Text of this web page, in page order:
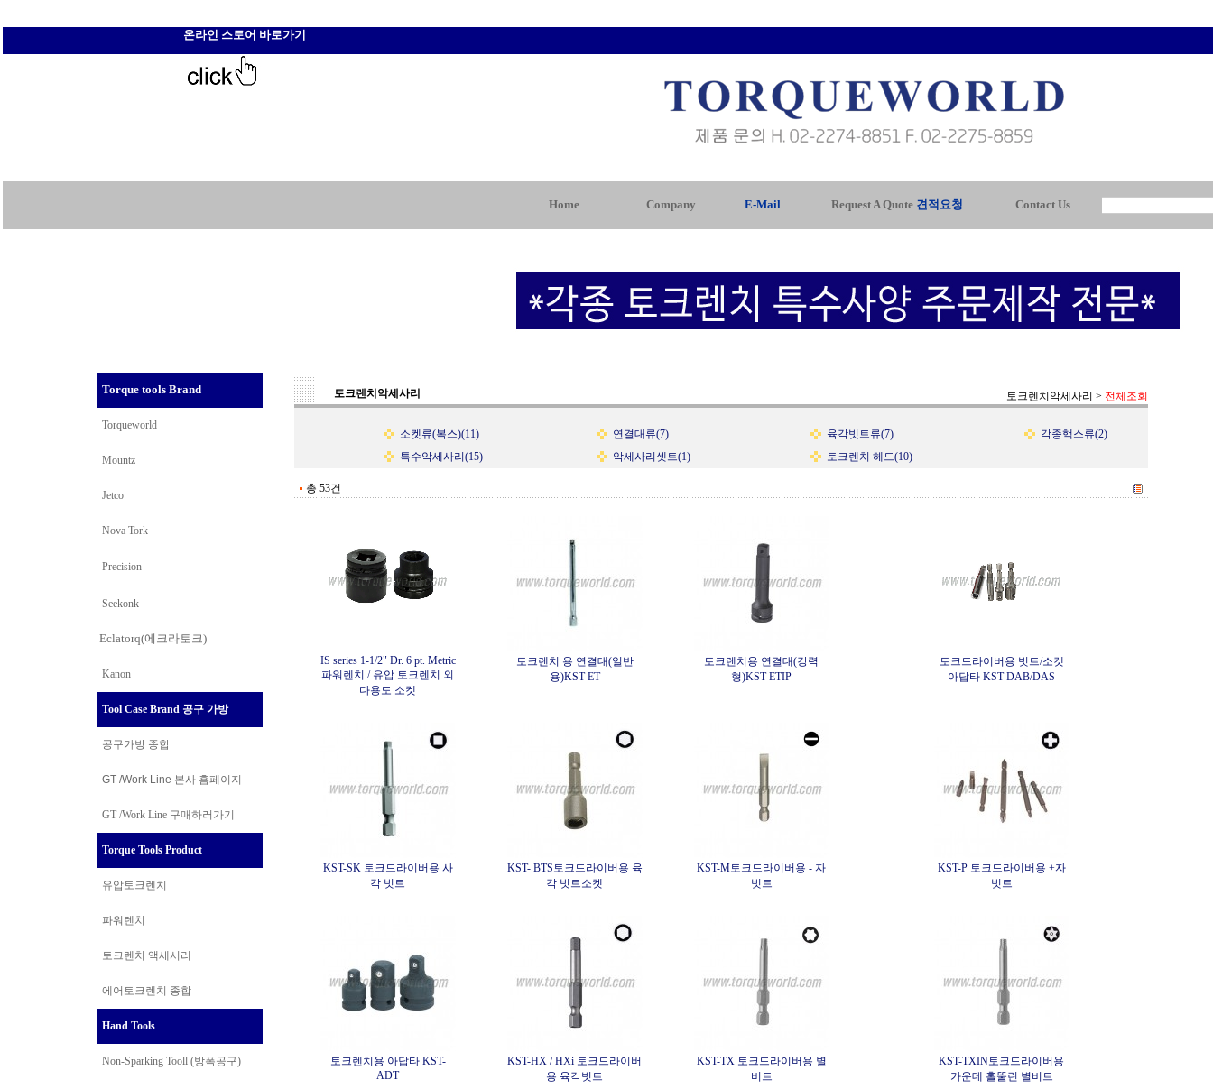
온라인 스토어 바로가기
Home Company E-Mail Request A Quote 견적요청 Contact Us
Torque tools Brand
Torqueworld
Mountz
Jetco
Nova Tork
Precision
Seekonk
Eclatorq(에크라토크)
Kanon
Tool Case Brand 공구 가방
공구가방 종합
GT /Work Line 본사 홈페이지
GT /Work Line 구매하러가기
Torque Tools Product
유압토크렌치
파워렌치
토크렌치 액세서리
에어토크렌치 종합
Hand Tools
Non-Sparking Tooll (방폭공구)
토크렌치악세사리 토크렌치악세사리 > 전체조회
소켓류(복스)(11) 연결대류(7) 육각빗트류(7)
각종핵스류(2)
특수악세사리(15)
악세사리셋트(1) 토크렌치 헤드(10)
총 53건
IS series 1-1/2" Dr. 6 pt. Metric
파워렌치 / 유압 토크렌치 외
다용도 소켓
토크렌치 용 연결대(일반
용)KST-ET
토크렌치용 연결대(강력
형)KST-ETIP
토크드라이버용 빗트/소켓
아답타 KST-DAB/DAS
KST-SK 토크드라이버용 사
각 빗트
KST- BTS토크드라이버용 육
각 빗트소켓
KST-M토크드라이버용 - 자
빗트
KST-P 토크드라이버용 +자
빗트
토크렌치용 아답타 KST-
ADT
KST-HX / HXi 토크드라이버
용 육각빗트
KST-TX 토크드라이버용 별
비트
KST-TXIN토크드라이버용
가운데 홀뚤린 별비트